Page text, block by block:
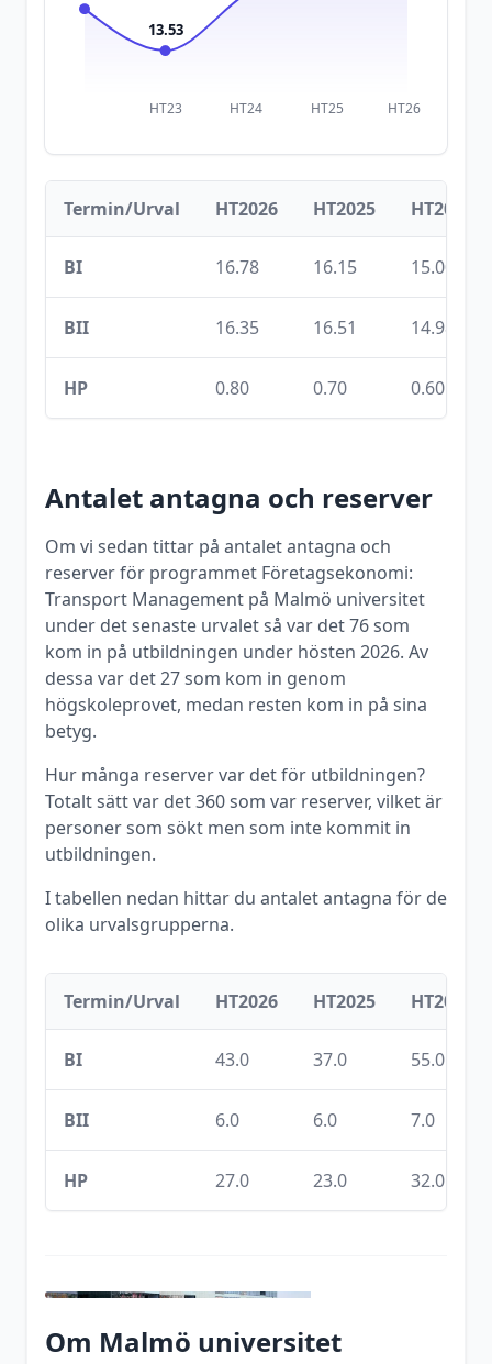
HT23 HT24 HT25 HT26
13.53
Termin/Urval HT2026 HT2025 HT2024
BI 16.78 16.15 15.00
BII 16.35 16.51 14.98
HP 0.80 0.70 0.60
Antalet antagna och reserver
Om vi sedan tittar på antalet antagna och
reserver för programmet Företagsekonomi:
Transport Management på Malmö universitet
under det senaste urvalet så var det76som
kom in på utbildningen under hösten 2026. Av
dessa var det27som kom in genom
högskoleprovet, medan resten kom in på sina
betyg.
Hur många reserver var det för utbildningen?
Totalt sätt var det360som var reserver, vilket är
personer som sökt men som inte kommit in
utbildningen.
I tabellen nedan hittar du antalet antagna för de
olika urvalsgrupperna.
Termin/Urval HT2026 HT2025 HT2024
BI 43.0 37.0 55.0
BII 6.0 6.0 7.0
HP 27.0 23.0 32.0
Om Malmö universitet